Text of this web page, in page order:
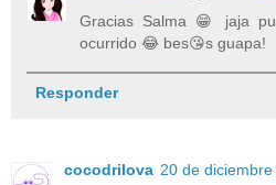
Gracias Salma 😁 jaja
ocurrido 😂 bes😘s guapa!
Responder
cocodrilova 20 de